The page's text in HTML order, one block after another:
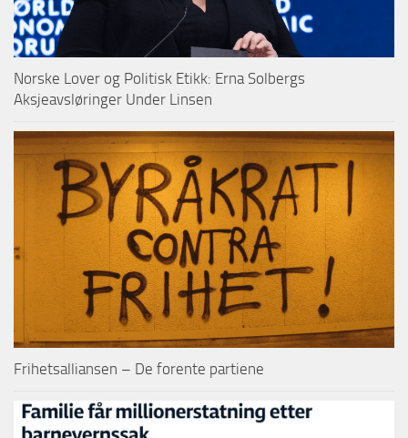
Norske Lover og Politisk Etikk: Erna Solbergs
Aksjeavsløringer Under Linsen
Frihetsalliansen – De forente partiene